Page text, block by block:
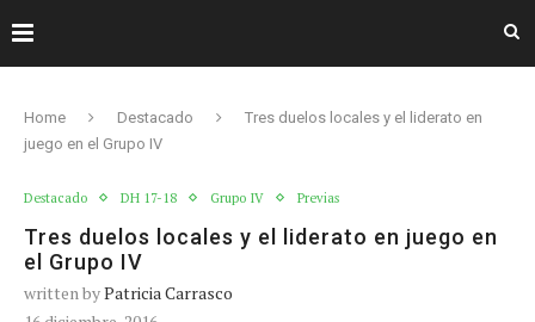
Home Destacado
Tres duelos locales y el liderato en
juego en el Grupo IV
Destacado DH 17-18 Grupo IV Previas
Tres duelos locales y el liderato en juego en
el Grupo IV
written byPatricia Carrasco